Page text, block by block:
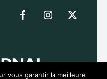
vous garantir la meilleure